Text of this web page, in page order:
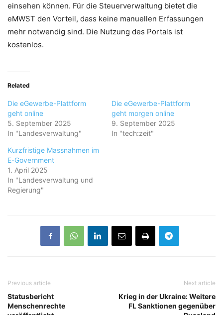
einsehen können. Für die Steuerverwaltung bietet die
eMWST den Vorteil, dass keine manuellen Erfassungen
mehr notwendig sind. Die Nutzung des Portals ist
kostenlos.
Related
Die eGewerbe-Plattform
geht online
5. September 2025
In "Landesverwaltung"
Die eGewerbe-Plattform
geht morgen online
9. September 2025
In "tech:zeit"
Kurzfristige Massnahmen im
E-Government
1. April 2025
In "Landesverwaltung und
Regierung"
Previous article
Statusbericht
Menschenrechte
Next article
Krieg in der Ukraine: Weitere
FL Sanktionen gegenüber